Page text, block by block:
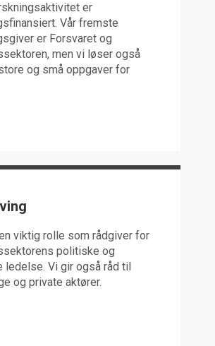
er
Vår fremste
er Forsvaret og
men vi løser også
og små oppgaver for
viktig rolle som rådgiver for
politiske og
Vi gir også råd til
og private aktører.